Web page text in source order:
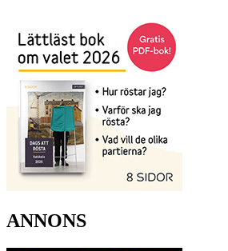
ANNONS